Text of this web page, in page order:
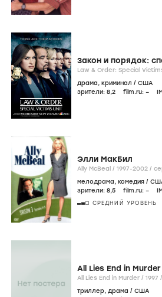
Закон и порядок:
драма, криминал / США
зрители: 8,2 film.ru: –
Элли МакБил
Ally McBeal / 1997-2002 /
мелодрама, комедия /
зрители: 8,5 film.ru: –
СРЕДНИЙ УРОВЕНЬ
All Lies End in Murder
All Lies End in Murder / 1997 /
триллер, драма / США